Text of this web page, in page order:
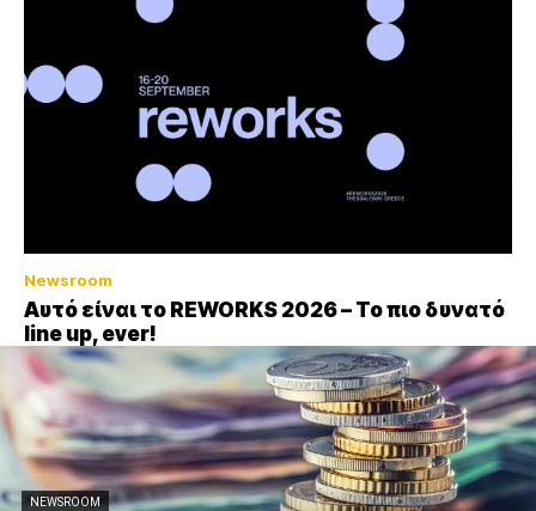
Newsroom
Αυτό είναι το REWORKS 2026 – Το πιο δυνατό
line up, ever!
NEWSROOM